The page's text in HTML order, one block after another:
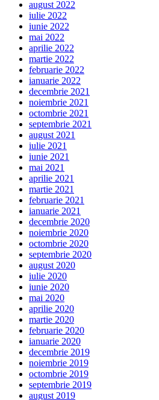
august 2022
iulie 2022
iunie 2022
mai 2022
aprilie 2022
martie 2022
februarie 2022
ianuarie 2022
decembrie 2021
noiembrie 2021
octombrie 2021
septembrie 2021
august 2021
iulie 2021
iunie 2021
mai 2021
aprilie 2021
martie 2021
februarie 2021
ianuarie 2021
decembrie 2020
noiembrie 2020
octombrie 2020
septembrie 2020
august 2020
iulie 2020
iunie 2020
mai 2020
aprilie 2020
martie 2020
februarie 2020
ianuarie 2020
decembrie 2019
noiembrie 2019
octombrie 2019
septembrie 2019
august 2019